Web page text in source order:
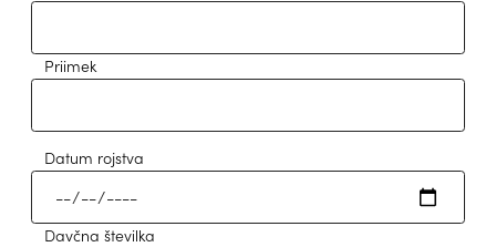
Priimek
Datum rojstva
Davčna številka